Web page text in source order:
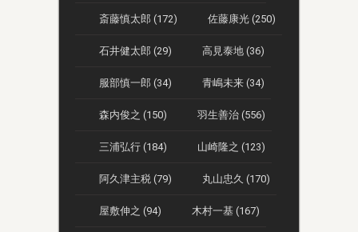
斎藤慎太郎 (172) 佐藤康光 (250)
石井健太郎 (29) 高見泰地 (36)
服部慎一郎 (34) 青嶋未来 (34)
森内俊之 (150) 羽生善治 (556)
三浦弘行 (184) 山崎隆之 (123)
阿久津主税 (79) 丸山忠久 (170)
屋敷伸之 (94) 木村一基 (167)